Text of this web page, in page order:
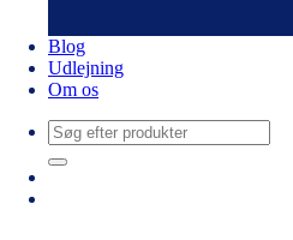
Blog
Udlejning
Om os
Søg
efter: